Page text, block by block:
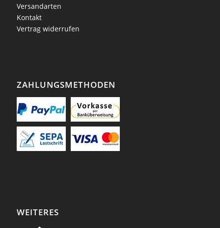
Versandarten
Kontakt
Vertrag widerrufen
ZAHLUNGSMETHODEN
WEITERES